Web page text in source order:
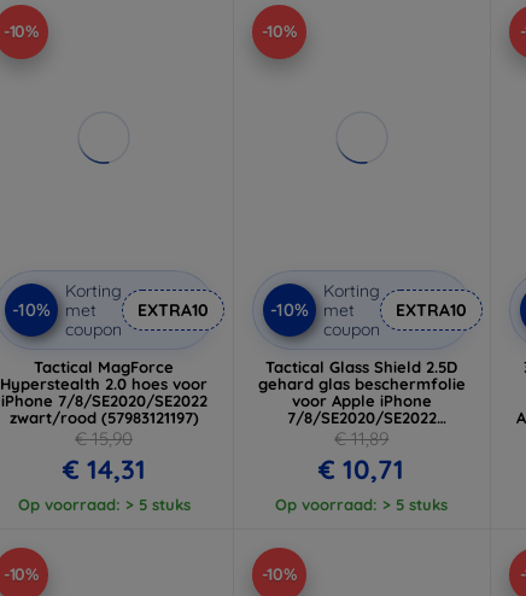
-10%
-10%
Korting
met
coupon
EXTRA10
Tactical MagForce
Hyperstealth 2.0 hoes voor
iPhone 7/8/SE2020/SE2022
zwart/rood (57983121197)
€ 15,90
€ 14,31
Op voorraad: > 5 stuks
-10%
-10%
Korting
met
coupon
EXTRA10
Tactical Glass Shield 2.5D
gehard glas beschermfolie
voor Apple iPhone
7/8/SE2020/SE2022
doorzichtig (57983115494)
€ 11,89
€ 10,71
Op voorraad: > 5 stuks
-10% -10%